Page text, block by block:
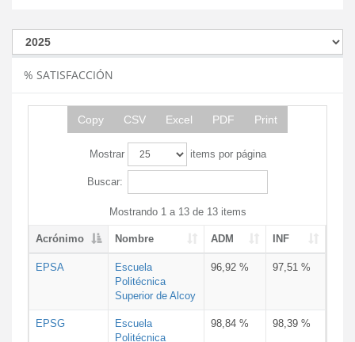
% SATISFACCIÓN
Copy CSV Excel PDF Print
Mostrar items por página
Buscar:
Mostrando 1 a 13 de 13 items
Acrónimo Nombre ADM INF
EPSA
Escuela
Politécnica
Superior de Alcoy
96,92 % 97,51 %
EPSG
Escuela
Politécnica
98,84 % 98,39 %